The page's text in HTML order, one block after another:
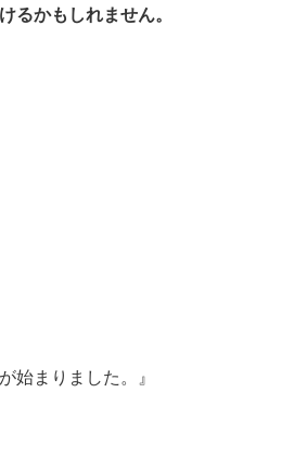
るかもしれません。
始まりました。』